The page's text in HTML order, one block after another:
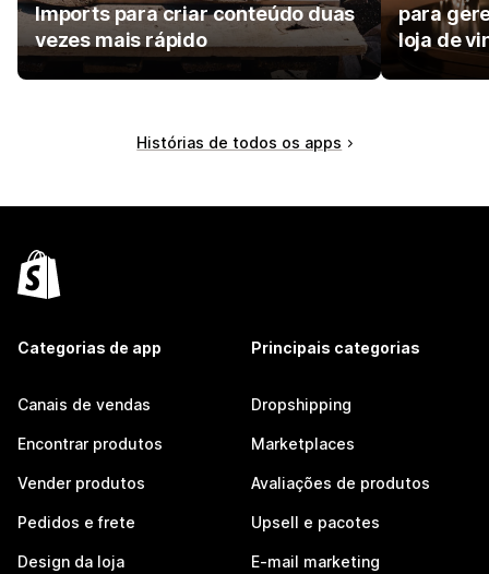
Imports para criar conteúdo duas
vezes mais rápido
para
loja de
Histórias de todos os apps
Categorias de app
Canais de vendas
Encontrar produtos
Vender produtos
Pedidos e frete
Design da loja
Principais categorias
Dropshipping
Marketplaces
Avaliações de produtos
Upsell e pacotes
E-mail marketing